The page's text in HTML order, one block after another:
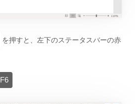
を押すと、左下のステータスバーの赤
F6